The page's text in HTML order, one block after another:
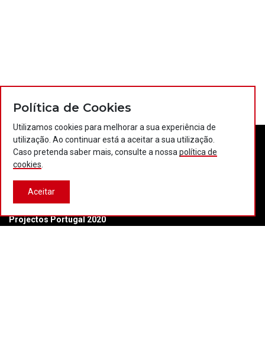
Contactos Política de privacidade
Projectos Portugal 2020
Política de Cookies
Utilizamos cookies para melhorar a sua experiência de
utilização. Ao continuar está a aceitar a sua utilização.
Caso pretenda saber mais, consulte a nossa política de
cookies
Aceitar